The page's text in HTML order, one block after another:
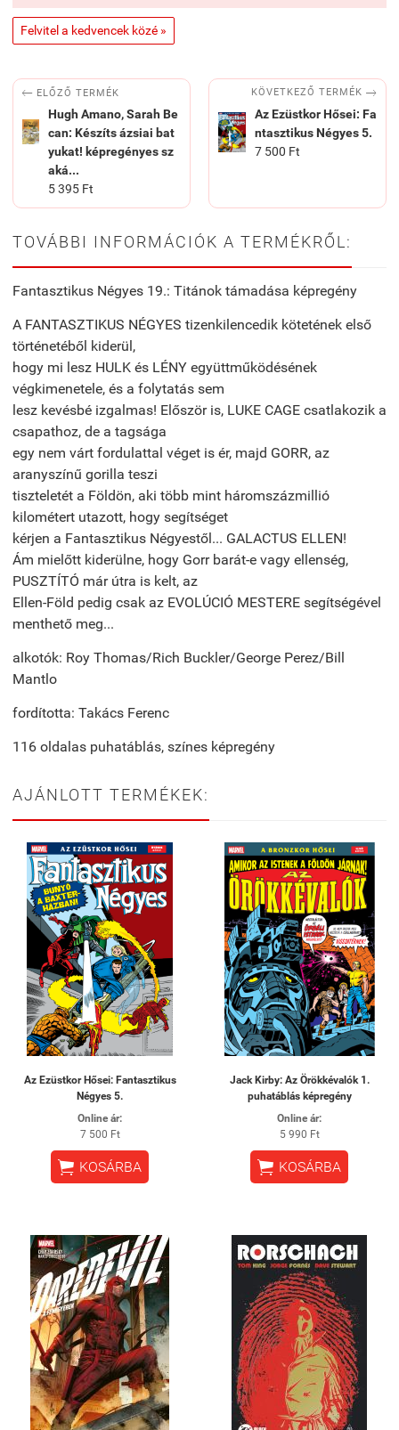
Felvitel a kedvencek közé »
 ELŐZŐ TERMÉK
Hugh Amano, Sarah Be
can: Készíts ázsiai bat
yukat! képregényes sz
aká...
5 395 Ft
KÖVETKEZŐ TERMÉK 
Az Ezüstkor Hősei: Fa
ntasztikus Négyes 5.
7 500 Ft
TOVÁBBI INFORMÁCIÓK A TERMÉKRŐL:
Fantasztikus Négyes 19.: Titánok támadása képregény
A FANTASZTIKUS NÉGYES tizenkilencedik kötetének első
történetéből kiderül,
hogy mi lesz HULK és LÉNY együttműködésének
végkimenetele, és a folytatás sem
lesz kevésbé izgalmas! Először is, LUKE CAGE csatlakozik a
csapathoz, de a tagsága
egy nem várt fordulattal véget is ér, majd GORR, az
aranyszínű gorilla teszi
tiszteletét a Földön, aki több mint háromszázmillió
kilométert utazott, hogy segítséget
kérjen a Fantasztikus Négyestől... GALACTUS ELLEN!
Ám mielőtt kiderülne, hogy Gorr barát-e vagy ellenség,
PUSZTÍTÓ már útra is kelt, az
Ellen-Föld pedig csak az EVOLÚCIÓ MESTERE segítségével
menthető meg...
alkotók: Roy Thomas/Rich Buckler/George Perez/Bill
Mantlo
fordította: Takács Ferenc
116 oldalas puhatáblás, színes képregény
AJÁNLOTT TERMÉKEK:
Az Ezüstkor Hősei: Fantasztikus
Négyes 5.
Online ár:
7 500 Ft
 KOSÁRBA
Jack Kirby: Az Örökkévalók 1.
puhatáblás képregény
Online ár:
5 990 Ft
 KOSÁRBA